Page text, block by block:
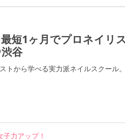
短1ヶ月でプロネイリ
谷
トから学べる実力派ネイルスクール
子力アップ！